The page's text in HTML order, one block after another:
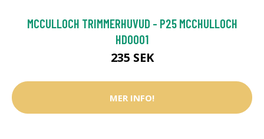
MCCULLOCH TRIMMERHUVUD - P25 MCCHULLOCH
HDO001
235 SEK
MER INFO!